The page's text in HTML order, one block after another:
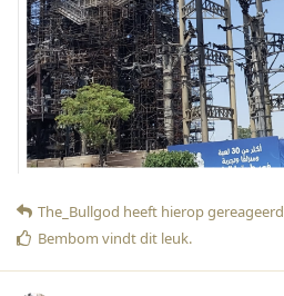
The_Bullgod heeft hierop gereageerd
Bembom vindt dit leuk.